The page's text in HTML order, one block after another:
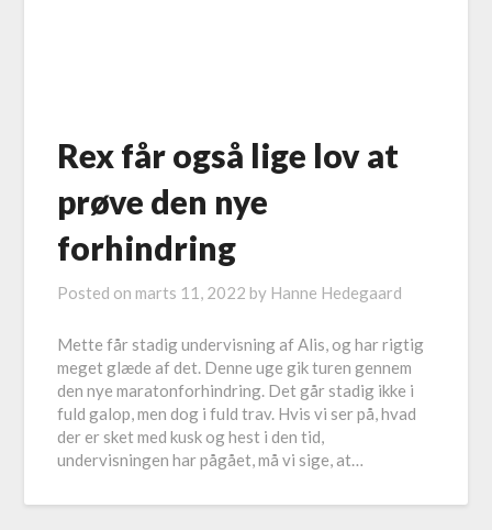
Rex får også lige lov at
prøve den nye
forhindring
Posted on marts 11, 2022 by Hanne Hedegaard
Mette får stadig undervisning af Alis, og har rigtig
meget glæde af det. Denne uge gik turen gennem
den nye maratonforhindring. Det går stadig ikke i
fuld galop, men dog i fuld trav. Hvis vi ser på, hvad
der er sket med kusk og hest i den tid,
undervisningen har pågået, må vi sige, at…